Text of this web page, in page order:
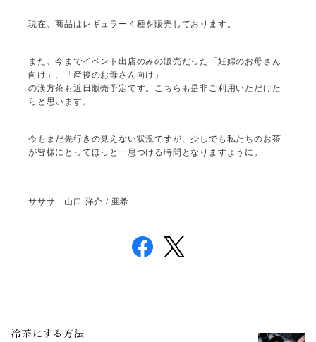
現在、商品はレギュラー４種を販売しております。
また、今までイベント出店のみの販売だった「妊婦のお母さん
向け」、「産後のお母さん向け」
の漢方茶も近日販売予定です。こちらも是非ご利用いただけた
らと思います。
今もまだ先行きの見えない状況ですが、少しでも私たちのお茶
が皆様にとってほっと一息つける時間となりますように。
サササ 山口 洋介 / 亜希
冷茶にする方法